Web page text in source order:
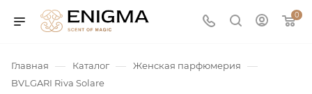
0
Главная — Каталог — Женская парфюмерия —
BVLGARI Riva Solare